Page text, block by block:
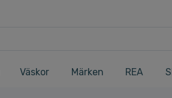
Väskor Märken REA